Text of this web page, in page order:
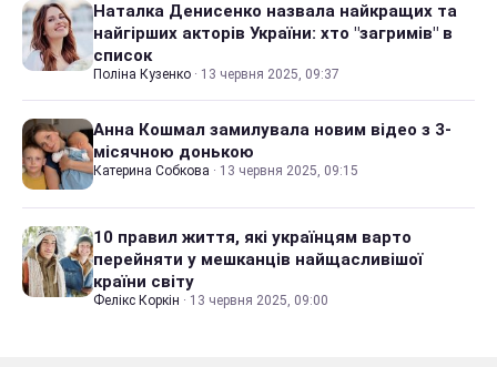
Наталка Денисенко назвала найкращих та
найгірших акторів України: хто "загримів" в
список
Поліна Кузенко · 13 червня 2025, 09:37
Анна Кошмал замилувала новим відео з 3-
місячною донькою
Катерина Собкова · 13 червня 2025, 09:15
10 правил життя, які українцям варто
перейняти у мешканців найщасливішої
країни світу
Фелікс Коркін · 13 червня 2025, 09:00